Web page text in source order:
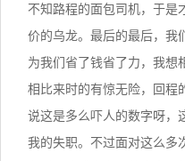
不知路程的面包司机，于是
价的乌龙。最后的最后，我
为我们省了钱省了力，我想
相比来时的有惊无险，回程
说这是多么吓人的数字呀，
我的失职。不过面对这么多